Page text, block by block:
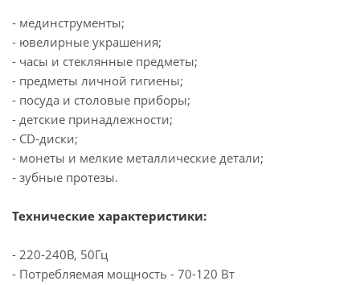
- мединструменты;
- ювелирные украшения;
- часы и стеклянные предметы;
- предметы личной гигиены;
- посуда и столовые приборы;
- детские принадлежности;
- CD-диски;
- монеты и мелкие металлические детали;
- зубные протезы.
Технические характеристики:
- 220-240В, 50Гц
- Потребляемая мощность - 70-120 Вт